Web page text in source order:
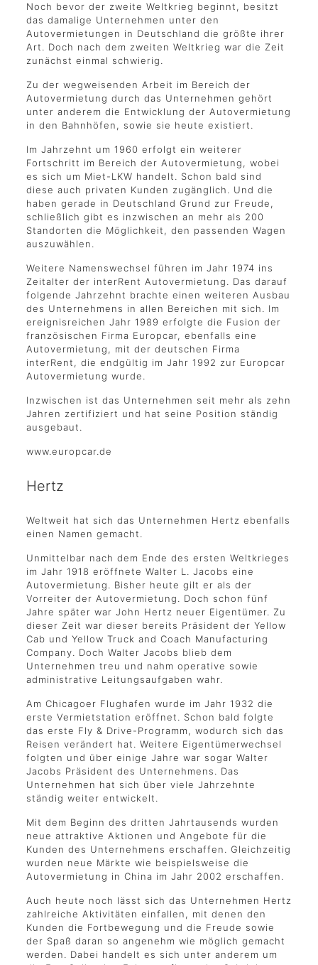
Noch bevor der zweite Weltkrieg beginnt, besitzt
das damalige Unternehmen unter den
Autovermietungen in Deutschland die größte ihrer
Art. Doch nach dem zweiten Weltkrieg war die Zeit
zunächst einmal schwierig.
Zu der wegweisenden Arbeit im Bereich der
Autovermietung durch das Unternehmen gehört
unter anderem die Entwicklung der Autovermietung
in den Bahnhöfen, sowie sie heute existiert.
Im Jahrzehnt um 1960 erfolgt ein weiterer
Fortschritt im Bereich der Autovermietung, wobei
es sich um Miet-LKW handelt. Schon bald sind
diese auch privaten Kunden zugänglich. Und die
haben gerade in Deutschland Grund zur Freude,
schließlich gibt es inzwischen an mehr als 200
Standorten die Möglichkeit, den passenden Wagen
auszuwählen.
Weitere Namenswechsel führen im Jahr 1974 ins
Zeitalter der interRent Autovermietung. Das darauf
folgende Jahrzehnt brachte einen weiteren Ausbau
des Unternehmens in allen Bereichen mit sich. Im
ereignisreichen Jahr 1989 erfolgte die Fusion der
französischen Firma Europcar, ebenfalls eine
Autovermietung, mit der deutschen Firma
interRent, die endgültig im Jahr 1992 zur Europcar
Autovermietung wurde.
Inzwischen ist das Unternehmen seit mehr als zehn
Jahren zertifiziert und hat seine Position ständig
ausgebaut.
www.europcar.de
Hertz
Weltweit hat sich das Unternehmen Hertz ebenfalls
einen Namen gemacht.
Unmittelbar nach dem Ende des ersten Weltkrieges
im Jahr 1918 eröffnete Walter L. Jacobs eine
Autovermietung. Bisher heute gilt er als der
Vorreiter der Autovermietung. Doch schon fünf
Jahre später war John Hertz neuer Eigentümer. Zu
dieser Zeit war dieser bereits Präsident der Yellow
Cab und Yellow Truck and Coach Manufacturing
Company. Doch Walter Jacobs blieb dem
Unternehmen treu und nahm operative sowie
administrative Leitungsaufgaben wahr.
Am Chicagoer Flughafen wurde im Jahr 1932 die
erste Vermietstation eröffnet. Schon bald folgte
das erste Fly & Drive-Programm, wodurch sich das
Reisen verändert hat. Weitere Eigentümerwechsel
folgten und über einige Jahre war sogar Walter
Jacobs Präsident des Unternehmens. Das
Unternehmen hat sich über viele Jahrzehnte
ständig weiter entwickelt.
Mit dem Beginn des dritten Jahrtausends wurden
neue attraktive Aktionen und Angebote für die
Kunden des Unternehmens erschaffen. Gleichzeitig
wurden neue Märkte wie beispielsweise die
Autovermietung in China im Jahr 2002 erschaffen.
Auch heute noch lässt sich das Unternehmen Hertz
zahlreiche Aktivitäten einfallen, mit denen den
Kunden die Fortbewegung und die Freude sowie
der Spaß daran so angenehm wie möglich gemacht
werden. Dabei handelt es sich unter anderem um